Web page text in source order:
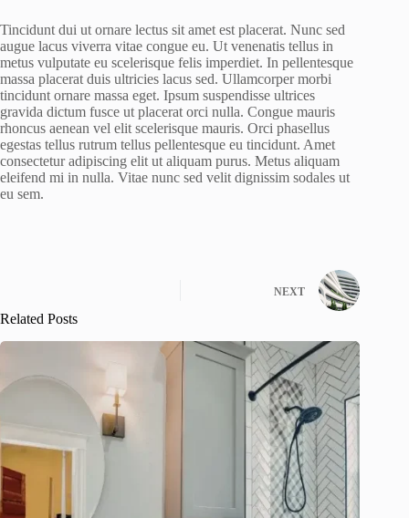
Tincidunt dui ut ornare lectus sit amet est placerat. Nunc sed
augue lacus viverra vitae congue eu. Ut venenatis tellus in
metus vulputate eu scelerisque felis imperdiet. In pellentesque
massa placerat duis ultricies lacus sed. Ullamcorper morbi
tincidunt ornare massa eget. Ipsum suspendisse ultrices
gravida dictum fusce ut placerat orci nulla. Congue mauris
rhoncus aenean vel elit scelerisque mauris. Orci phasellus
egestas tellus rutrum tellus pellentesque eu tincidunt. Amet
consectetur adipiscing elit ut aliquam purus. Metus aliquam
eleifend mi in nulla. Vitae nunc sed velit dignissim sodales ut
eu sem.
NEXT
Related Posts